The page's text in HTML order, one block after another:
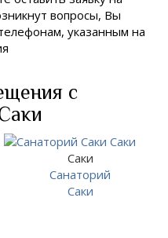
вопросы, Вы
указанным на
с
Саки
Санаторий
Саки